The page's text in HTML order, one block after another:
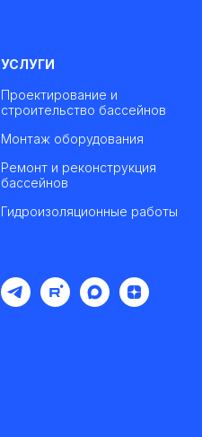
УСЛУГИ
Проектирование и
строительство бассейнов
Монтаж оборудования
Ремонт и реконструкция
бассейнов
Гидроизоляционные работы